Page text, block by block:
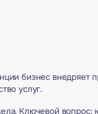
бизнес внедряет
услуг.
Ключевой вопрос: